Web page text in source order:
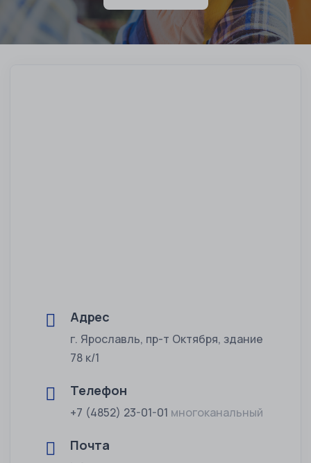
Адрес
г. Ярославль, пр-т Октября, здание
78 к/1
Телефон
+7 (4852) 23-01-01 многоканальный
Почта